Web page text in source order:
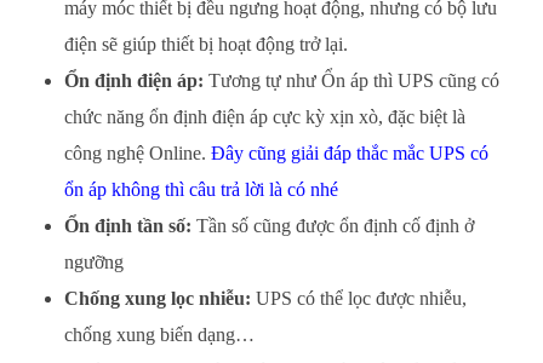
máy móc thiết bị đều ngưng hoạt động, nhưng có bộ lưu
điện sẽ giúp thiết bị hoạt động trở lại.
Ổn định điện áp: Tương tự như Ổn áp thì UPS cũng có
chức năng ổn định điện áp cực kỳ xịn xò, đặc biệt là
công nghệ Online. Đây cũng giải đáp thắc mắc UPS có
ổn áp không thì câu trả lời là có nhé
Ổn định tần số: Tần số cũng được ổn định cố định ở
ngưỡng
Chống xung lọc nhiễu: UPS có thể lọc được nhiễu,
chống xung biến dạng…